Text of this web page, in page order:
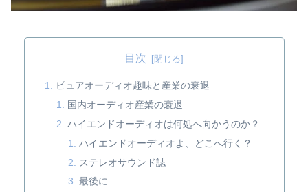
目次
ピュアオーディオ趣味と産業の衰退
国内オーディオ産業の衰退
ハイエンドオーディオは何処へ向かうのか？
ハイエンドオーディオよ、どこへ行く？
ステレオサウンド誌
最後に